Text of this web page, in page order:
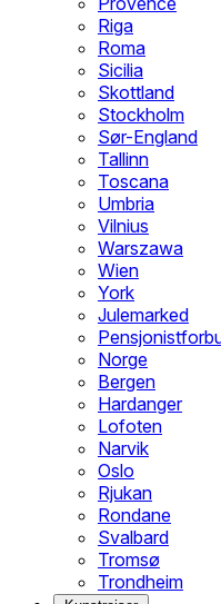
Riga
Roma
Sicilia
Skottland
Stockholm
Sør-England
Tallinn
Toscana
Umbria
Vilnius
Warszawa
Wien
York
Julemarked
Norge
Bergen
Hardanger
Lofoten
Narvik
Oslo
Rjukan
Rondane
Svalbard
Tromsø
Trondheim